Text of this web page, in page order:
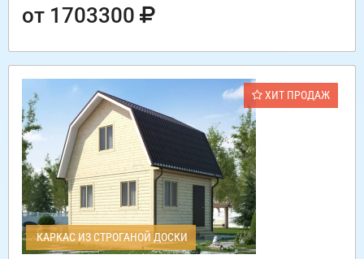
от 1703300
ХИТ ПРОДАЖ
КАРКАС ИЗ СТРОГАНОЙ ДОСКИ